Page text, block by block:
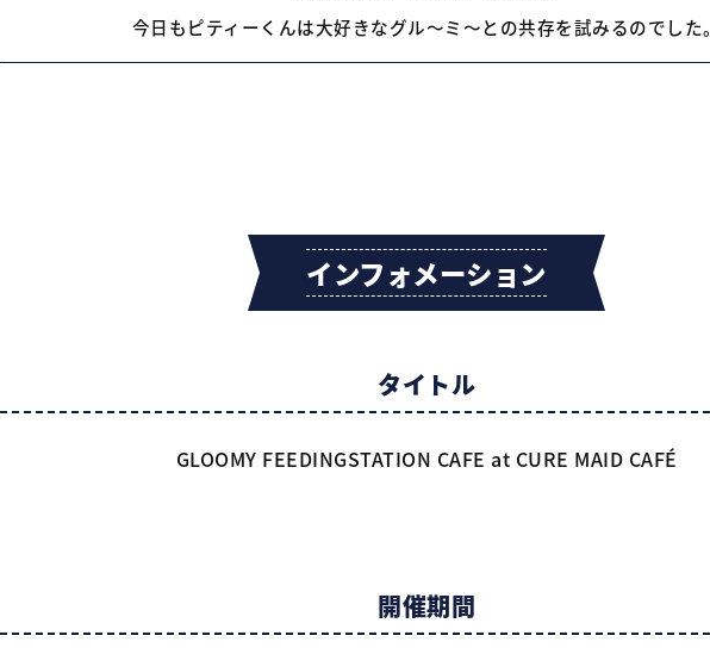
今日もピティーくんは大好きなグル〜ミ〜との共存を試みるのでした。
インフォメーション
タイトル
GLOOMY FEEDINGSTATION CAFE at CURE MAID CAFÉ
開催期間